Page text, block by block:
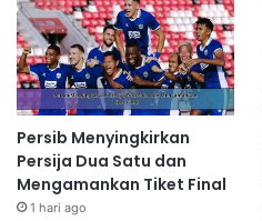
Persib Menyingkirkan
Persija Dua Satu dan
Mengamankan Tiket Final
1 hari ago